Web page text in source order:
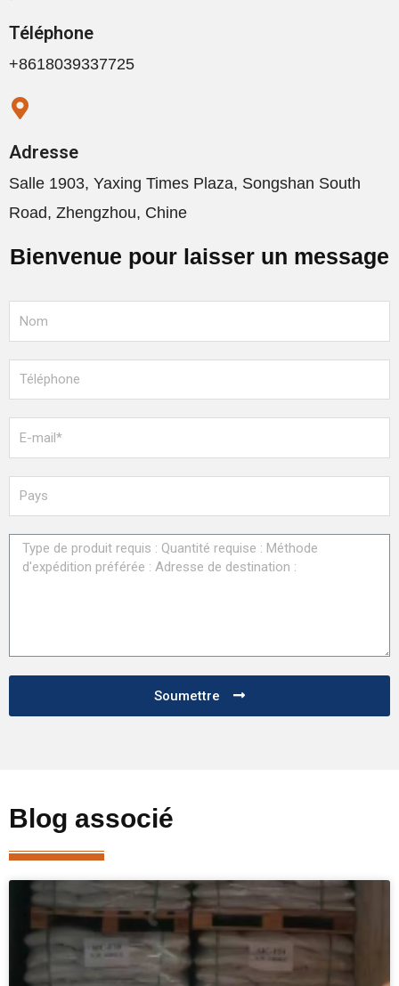
Téléphone
+8618039337725
Adresse
Salle 1903, Yaxing Times Plaza, Songshan South
Road, Zhengzhou, Chine
Bienvenue pour laisser un message
Soumettre
Blog associé